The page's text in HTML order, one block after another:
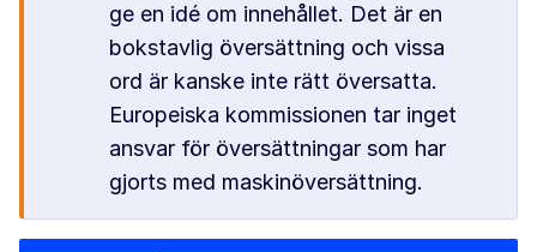
ge en idé om innehållet. Det är en
bokstavlig översättning och vissa
ord är kanske inte rätt översatta.
Europeiska kommissionen tar inget
ansvar för översättningar som har
gjorts med maskinöversättning.